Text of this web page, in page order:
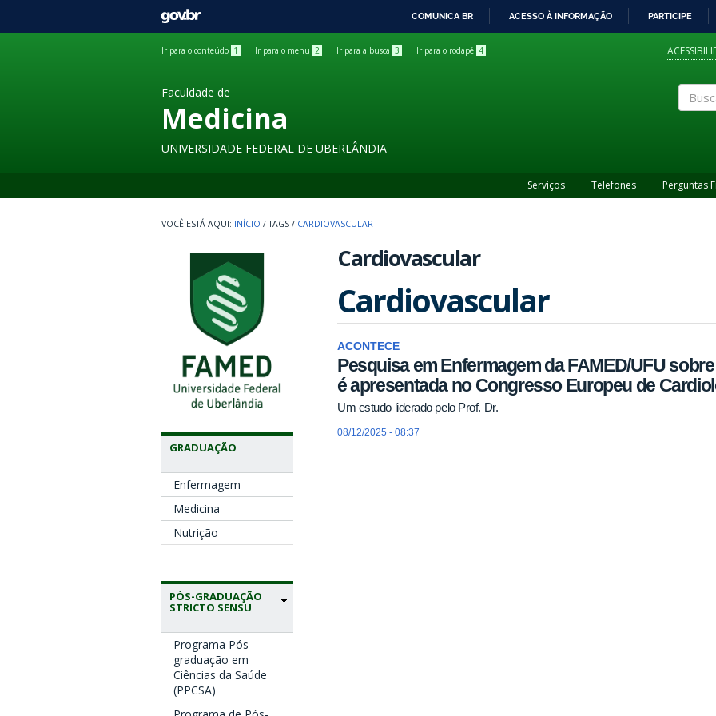
GOVBR
COMUNICA BR ACESSO À INFORMAÇÃO PARTICIPE
Ir para o conteúdo 1 Ir para o menu 2 Ir para a busca 3 Ir para o rodapé 4
Faculdade de
Medicina
UNIVERSIDADE FEDERAL DE UBERLÂNDIA
Serviços Telefones Perguntas
INÍCIO / TAGS / CARDIOVASCULAR
GRADUAÇÃO
Enfermagem
Medicina
Nutrição
PÓS-GRADUAÇÃO
STRICTO SENSU
Programa Pós-
graduação em
Ciências da Saúde
(PPCSA)
Cardiovascular
Cardiovascular
ACONTECE
Pesquisa em Enfermagem da FAMED/UFU
é apresentada no Congresso Europeu de
Um estudo liderado pelo Prof. Dr.
08/12/2025 - 08:37